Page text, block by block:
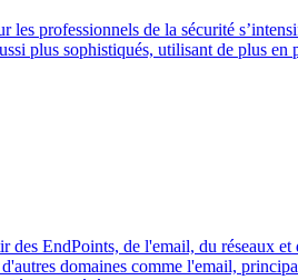
professionnels de la sécurité
plus sophistiqués, utilisant de plus
EndPoints, de l'email, du réseaux
domaines comme l'email,